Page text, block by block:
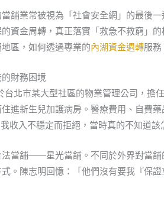
舖業常被視為「社會安全網」的最後
資金周轉，真正落實「救急不救窮」
區，如何透過專業的內湖資金週轉服務
財務困境
北市某大型社區的物業管理公司，擔
進新生兒加護病房。醫療費用、自費
收入不穩定而拒絕，當時真的不知道該
當舖——星光當舖。不同於外界對當
。陳志明回憶：「他們沒有要我『保